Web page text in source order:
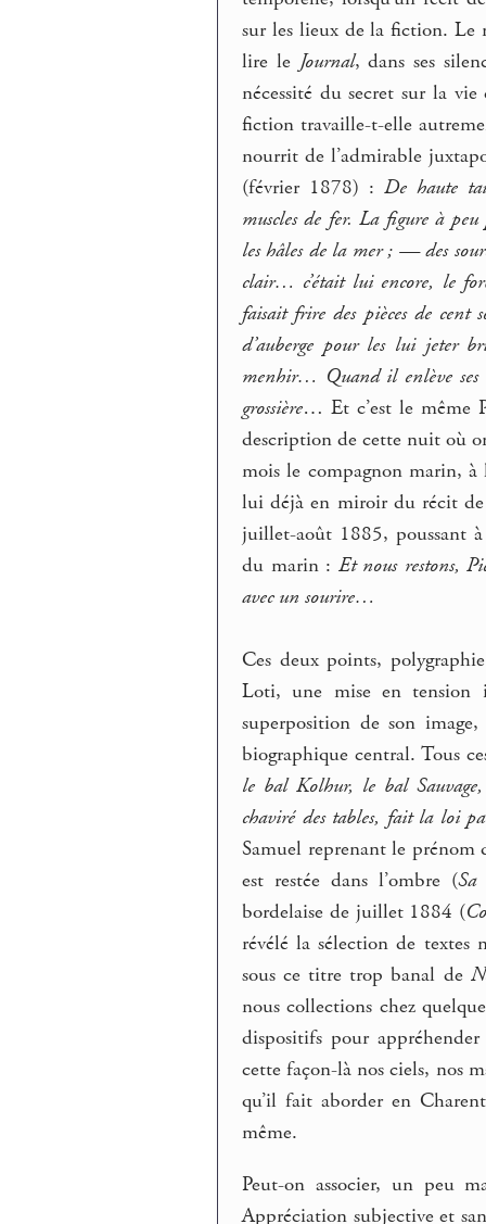
sur les lieux de la fiction. Le
lire le Journal, dans ses
nécessité du secret sur la
fiction travaille-t-elle
nourrit de l’admirable
(février 1878) : De haute
muscles de fer. La figure à
les hâles de la mer ; — des
clair… c’était lui encore, le
faisait frire des pièces de cent
d’auberge pour les lui jeter
menhir… Quand il enlève ses
grossière… Et c’est le même
description de cette nuit où
mois le compagnon marin,
lui déjà en miroir du récit de
juillet-août 1885, poussant
du marin : Et nous restons,
avec un sourire…
Ces deux points,
Loti, une mise en tension
superposition de son
biographique central. Tous
le bal Kolhur, le bal Sauvage,
chaviré des tables, fait la loi
Samuel reprenant le prénom
est restée dans l’ombre (Sa
bordelaise de juillet 1884 (
révélé la sélection de
sous ce titre trop banal de
nous collections chez
dispositifs pour
cette façon-là nos ciels, nos
qu’il fait aborder en
même.
Peut-on associer, un peu
Appréciation subjective et